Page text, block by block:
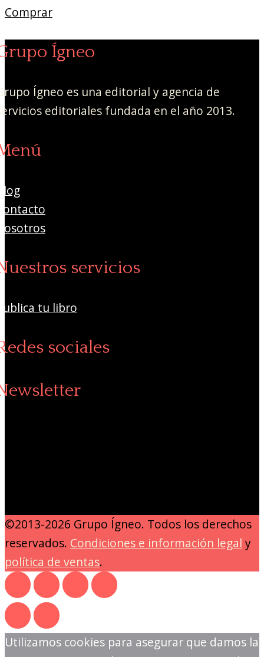
Comprar
Ígneo
Ígneo es una editorial y agencia de
editoriales fundada en el año 2013.
servicios
tu libro
sociales
©2013-2026 Grupo Ígneo. Todos los derechos
reservados. Condiciones e información legal y
política de ventas.
Utilizamos cookies para asegurar que damos la